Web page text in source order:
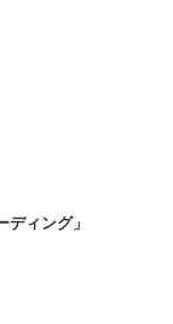
ィング」